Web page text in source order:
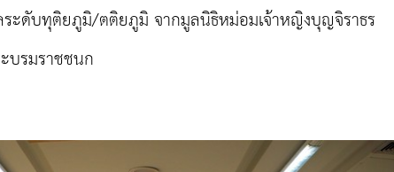
ระดับทุติยภูมิ/ตติยภูมิ จากมูลนิธิหม่อมเจ้าหญิงบุญจิราธร
บรมราชชนก